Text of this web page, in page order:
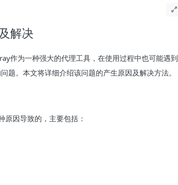
解决
作为一种强大的代理工具，在使用过程中也可能遇到
题。本文将详细介绍该问题的产生原因及解决方法。
因导致的，主要包括：